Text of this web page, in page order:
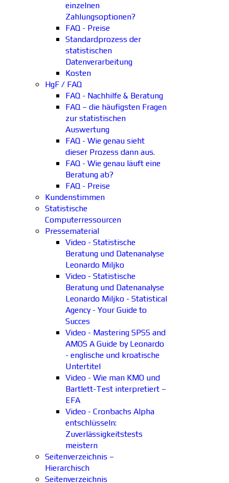
einzelnen
Zahlungsoptionen?
FAQ - Preise
Standardprozess der
statistischen
Datenverarbeitung
Kosten
HgF / FAQ
FAQ - Nachhilfe & Beratung
FAQ – die häufigsten Fragen
zur statistischen
Auswertung
FAQ - Wie genau sieht
dieser Prozess dann aus.
FAQ - Wie genau läuft eine
Beratung ab?
FAQ - Preise
Kundenstimmen
Statistische
Computerressourcen
Pressematerial
Video - Statistische
Beratung und Datenanalyse
Leonardo Miljko
Video - Statistische
Beratung und Datenanalyse
Leonardo Miljko - Statistical
Agency - Your Guide to
Succes
Video - Mastering SPSS and
AMOS A Guide by Leonardo
- englische und kroatische
Untertitel
Video - Wie man KMO und
Bartlett-Test interpretiert –
EFA
Video - Cronbachs Alpha
entschlüsseln:
Zuverlässigkeitstests
meistern
Seitenverzeichnis –
Hierarchisch
Seitenverzeichnis